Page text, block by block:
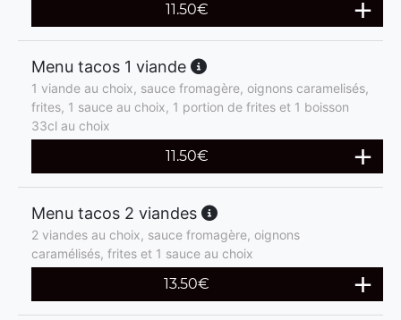
11.50€
Menu tacos 1 viande
1 viande au choix, sauce fromagère, oignons caramelisés,
frites, 1 sauce au choix, 1 portion de frites et 1 boisson
33cl au choix
11.50€
Menu tacos 2 viandes
2 viandes au choix, sauce fromagère, oignons
caramélisés, frites et 1 sauce au choix
13.50€